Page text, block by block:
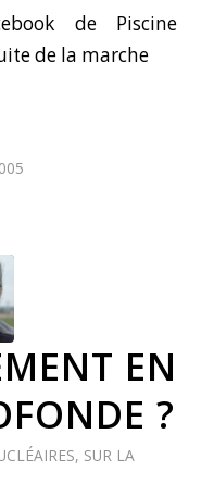
de Piscine
de la marche
EN
?
, SUR LA